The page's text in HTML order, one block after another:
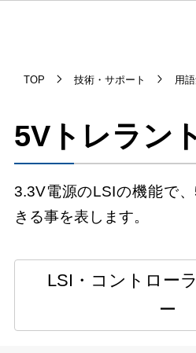
TOP 技術・サポート 用
5Vトレラン
3.3V電源のLSIの機能で
きる事を表します。
LSI・コントロー
ー